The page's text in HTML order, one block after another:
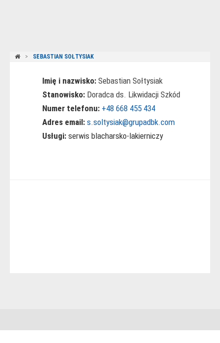
SEBASTIAN SOŁTYSIAK
Imię i nazwisko: Sebastian Sołtysiak
Stanowisko: Doradca ds. Likwidacji Szkód
Numer telefonu: +48 668 455 434
Adres email: s.soltysiak@grupadbk.com
Usługi: serwis blacharsko-lakierniczy